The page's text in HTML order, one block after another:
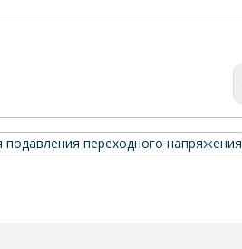
подавления переходного напряжения